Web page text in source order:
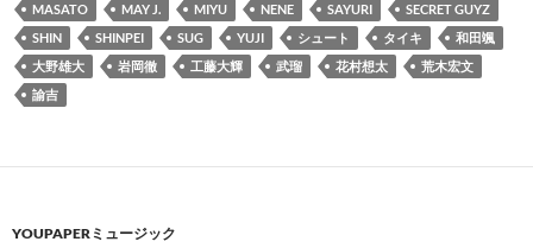
MASATO
MAY J. MIYU NENE SAYURI
SECRET GUYZ
SHIN
SHINPEI SUG YUJI シュート タイキ
和田颯
大野雄大
岩岡徹 工藤大輝 武瑠 花村想太
荒木宏文
諭吉
YOUPAPERミュージック